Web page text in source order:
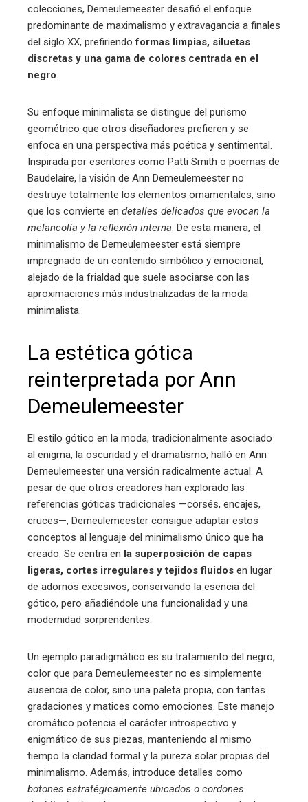
colecciones, Demeulemeester desafió el enfoque
predominante de maximalismo y extravagancia a finales
del siglo XX, prefiriendoformas limpias, siluetas
discretas y una gama de colores centrada en el
negro.
Su enfoque minimalista se distingue del purismo
geométrico que otros diseñadores prefieren y se
enfoca en una perspectiva más poética y sentimental.
Inspirada por escritores como Patti Smith o poemas de
Baudelaire, la visión de Ann Demeulemeester no
destruye totalmente los elementos ornamentales, sino
que los convierte en detalles delicados que evocan la
melancolía y la reflexión interna. De esta manera, el
minimalismo de Demeulemeester está siempre
impregnado de un contenido simbólico y emocional,
alejado de la frialdad que suele asociarse con las
aproximaciones más industrializadas de la moda
minimalista.
La estética gótica
reinterpretada por Ann
Demeulemeester
El estilo gótico en la moda, tradicionalmente asociado
al enigma, la oscuridad y el dramatismo, halló en Ann
Demeulemeester una versión radicalmente actual. A
pesar de que otros creadores han explorado las
referencias góticas tradicionales —corsés, encajes,
cruces—, Demeulemeester consigue adaptar estos
conceptos al lenguaje del minimalismo único que ha
creado. Se centra en la superposición de capas
ligeras, cortes irregulares y tejidos fluidos en lugar
de adornos excesivos, conservando la esencia del
gótico, pero añadiéndole una funcionalidad y una
modernidad sorprendentes.
Un ejemplo paradigmático es su tratamiento del negro,
color que para Demeulemeester no es simplemente
ausencia de color, sino una paleta propia, con tantas
gradaciones y matices como emociones. Este manejo
cromático potencia el carácter introspectivo y
enigmático de sus piezas, manteniendo al mismo
tiempo la claridad formal y la pureza solar propias del
minimalismo. Además, introduce detalles como
botones estratégicamente ubicados o cordones